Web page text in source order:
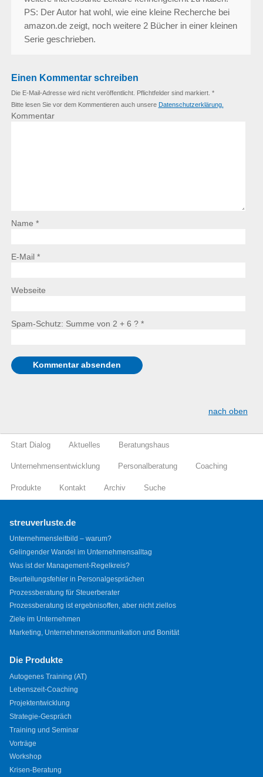
PS: Der Autor hat wohl, wie eine kleine Recherche bei
amazon.de zeigt, noch weitere 2 Bücher in einer kleinen
Serie geschrieben.
Einen Kommentar schreiben
Die E-Mail-Adresse wird nicht veröffentlicht. Pflichtfelder sind markiert. *
Bitte lesen Sie vor dem Kommentieren auch unsere Datenschutzerklärung.
Kommentar
Name *
E-Mail *
Webseite
Spam-Schutz: Summe von 2 + 6 ? *
nach oben
Start Dialog Aktuelles Beratungshaus
Unternehmensentwicklung Personalberatung Coaching
Produkte Kontakt Archiv Suche
streuverluste.de
Unternehmensleitbild – warum?
Gelingender Wandel im Unternehmensalltag
Was ist der Management-Regelkreis?
Beurteilungsfehler in Personalgesprächen
Prozessberatung für Steuerberater
Prozessberatung ist ergebnisoffen, aber nicht ziellos
Ziele im Unternehmen
Marketing, Unternehmenskommunikation und Bonität
Die Produkte
Autogenes Training (AT)
Lebenszeit-Coaching
Projektentwicklung
Strategie-Gespräch
Training und Seminar
Vorträge
Workshop
Krisen-Beratung